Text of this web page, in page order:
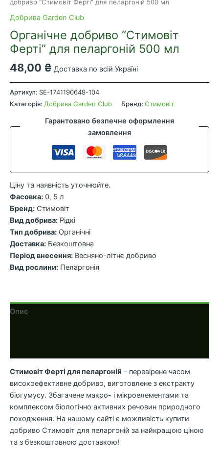
добриво “Стимовіт Ферті” для пеларгоній 500 мл
Добрива Garden Club
Органічне добриво “Стимовіт
Ферті” для пеларгоній 500 мл
48,00 ₴ Доставка по всій Україні
Органічне
добриво
“Стимовіт
для
кількість
Артикул: SE-1741190649-104
Категорія: Добрива Garden Club Бренд: Стимовіт
Гарантовано безпечне оформлення
замовлення
Ціну та наявність уточнюйте.
Фасовка: 0, 5 л
Бренд: Стимовіт
Вид добрива: Рідкі
Тип добрива: Органічні
Доставка: Безкоштовна
Період внесення: Весняно-літнє добриво
Вид рослини: Пеларгонія
Опис
Стимовіт Ферті для пеларгоній – перевірене часом
високоефективне добриво, виготовлене з екстракту
біогумусу. Збагачене макро- і мікроелементами та
комплексом біологічно активних речовин природного
походження. На нашому сайті є можливість купити
добриво Стимовіт для пеларгоній за найкращою ціною
та з безкоштовною доставкою!